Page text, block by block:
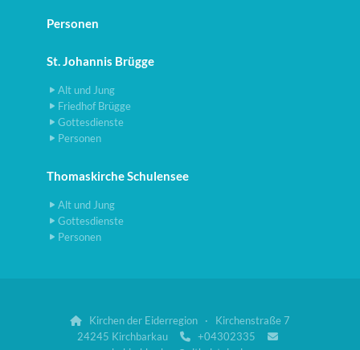
Personen
St. Johannis Brügge
Alt und Jung
Friedhof Brügge
Gottesdienste
Personen
Thomaskirche Schulensee
Alt und Jung
Gottesdienste
Personen

Kirchen der Eiderregion · Kirchenstraße 7
24245 Kirchbarkau
 +04302335 